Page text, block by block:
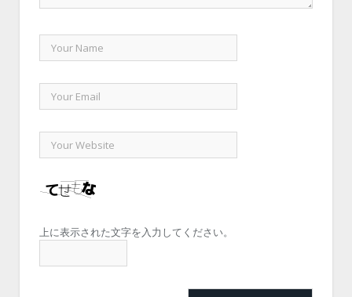
上に表示された文字を入力してください。